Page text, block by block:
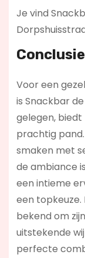
Je vind
Conclusie
Voor een
is Snackbar
gelegen,
prachtig
smaken met
de ambiance
een intieme
een
bekend om
uitstekende
perfecte